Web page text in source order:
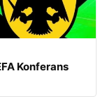
Konferans